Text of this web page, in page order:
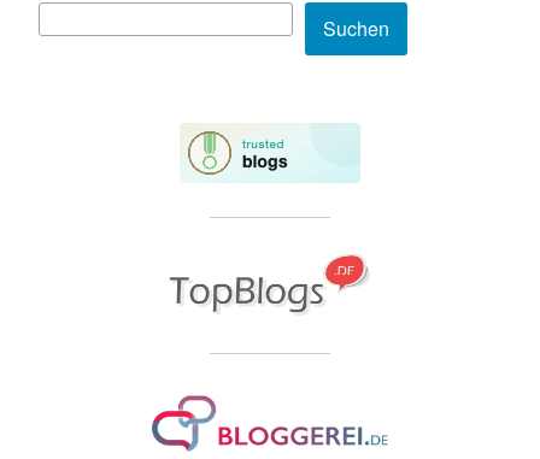
Suchen